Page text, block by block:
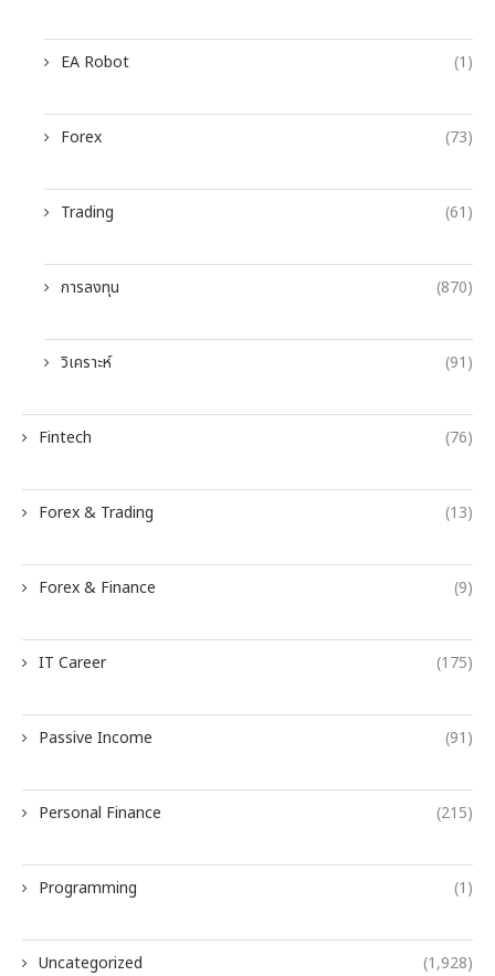
EA Robot (1)
Forex (73)
Trading (61)
การลงทุน (870)
วิเคราะห์ (91)
Fintech (76)
Forex & Trading (13)
Forex & Finance (9)
IT Career (175)
Passive Income (91)
Personal Finance (215)
Programming (1)
Uncategorized (1,928)